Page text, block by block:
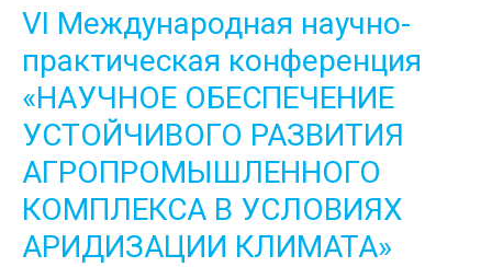
VI Международная научно-
практическая конференция
«НАУЧНОЕ ОБЕСПЕЧЕНИЕ
УСТОЙЧИВОГО РАЗВИТИЯ
АГРОПРОМЫШЛЕННОГО
КОМПЛЕКСА В УСЛОВИЯХ
АРИДИЗАЦИИ КЛИМАТА»